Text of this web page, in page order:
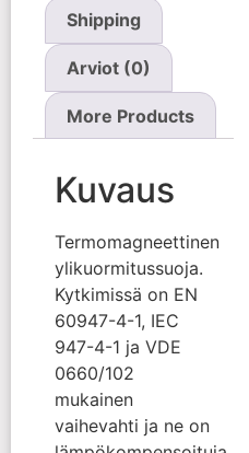
Shipping
Arviot (0)
More Products
Kuvaus
Termomagneettinen
ylikuormitussuoja.
Kytkimissä on EN
60947-4-1, IEC
947-4-1 ja VDE
0660/102
mukainen
vaihevahti ja ne on